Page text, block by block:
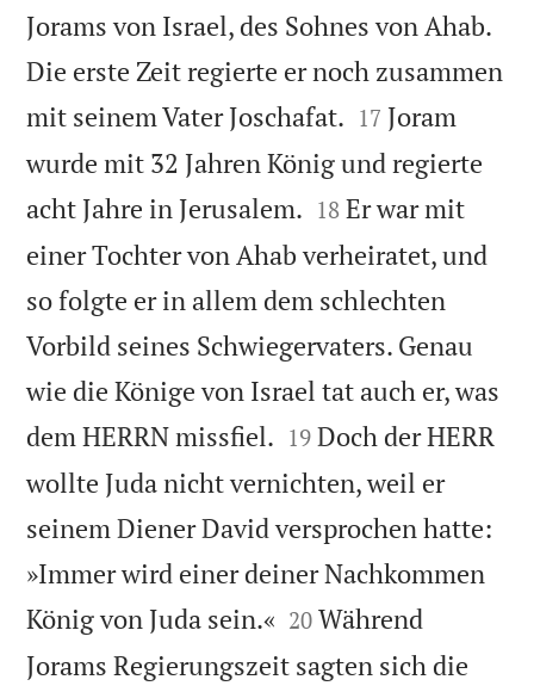
Jorams von Israel, des Sohnes von Ahab.
Die erste Zeit regierte er noch zusammen
mit seinem Vater Joschafat. 

17 Joram
wurde mit 32 Jahren König und regierte
acht Jahre in Jerusalem. 

18 Er war mit
einer Tochter von Ahab verheiratet, und
so folgte er in allem dem schlechten
Vorbild seines Schwiegervaters. Genau
wie die Könige von Israel tat auch er, was
dem HERRN missfiel. 

19 Doch der HERR
wollte Juda nicht vernichten, weil er
seinem Diener David versprochen hatte:
»Immer wird einer deiner Nachkommen
König von Juda sein.« 

20 Während
Jorams Regierungszeit sagten sich die